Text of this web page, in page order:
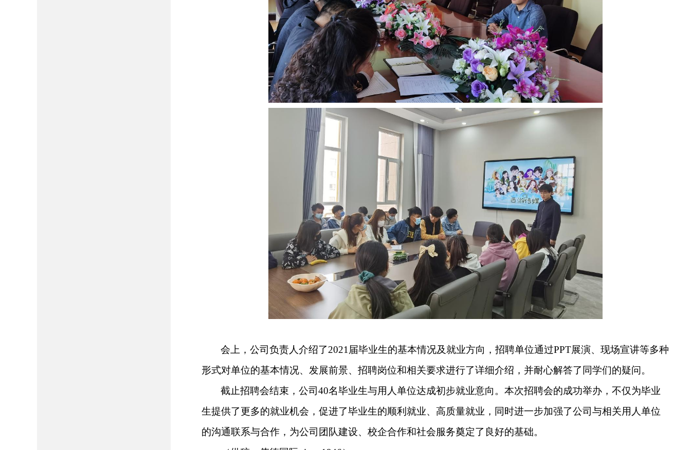
会上，公司负责人介绍了2021 届毕业生的基本情况及就业方向，招聘单位通过PPT展演、现场宣讲等多种
形式对单位的基本情况、发展前景、招聘岗位和相关要求进行了详细介绍，并耐心解答了同学们的疑问。
截止招聘会结束，公司40名毕业生与用人单位达成初步就业意向。本次招聘会的成功举办，不仅为毕业
生提供了更多的就业机会，促进了毕业生的顺利就业、高质量就业，同时进一步加强了公司与相关用人单位
的沟通联系与合作，为公司团队建设、校企合作和社会服务奠定了良好的基础。